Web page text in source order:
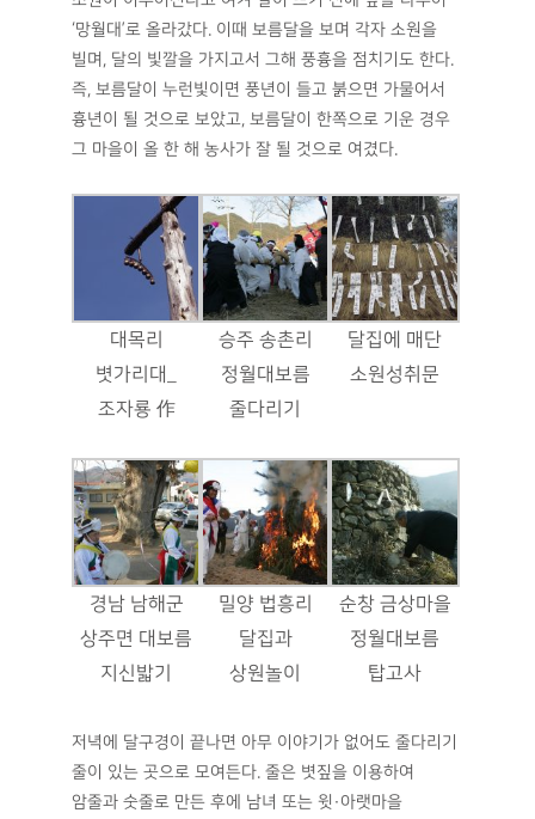
‘망월대’로 올라갔다. 이때 보름달을 보며 각자 소원을
빌며, 달의 빛깔을 가지고서 그해 풍흉을 점치기도 한다.
즉, 보름달이 누런빛이면 풍년이 들고 붉으면 가물어서
흉년이 될 것으로 보았고, 보름달이 한쪽으로 기운 경우
그 마을이 올 한 해 농사가 잘 될 것으로 여겼다.
대목리
볏가리대_
조자룡 作
승주 송촌리
정월대보름
줄다리기
달집에 매단
소원성취문
경남 남해군
상주면 대보름
지신밟기
밀양 법흥리
달집과
상원놀이
순창 금상마을
정월대보름
탑고사
저녁에 달구경이 끝나면 아무 이야기가 없어도 줄다리기
줄이 있는 곳으로 모여든다. 줄은 볏짚을 이용하여
암줄과 숫줄로 만든 후에 남녀 또는 윗·아랫마을